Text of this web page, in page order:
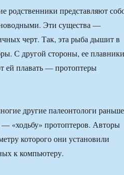
родственники представляют
Эти существа —
черт. Так, эта рыба дышит в
С другой стороны, ее плавники
ей плавать — протоптеры
другие палеонтологи раньше
«ходьбу» протоптеров. Авторы
которого они установили
к компьютеру.